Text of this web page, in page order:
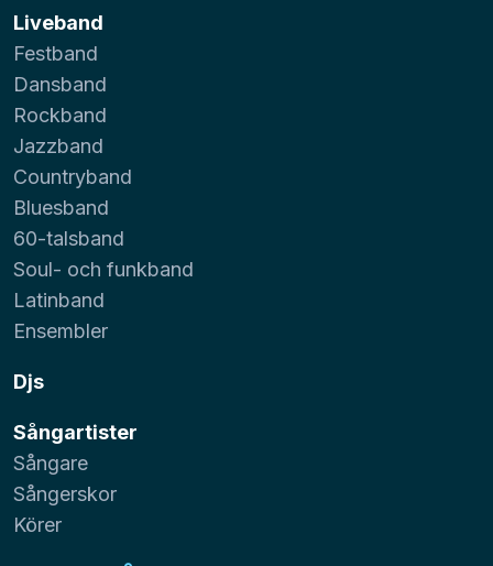
Liveband
Festband
Dansband
Rockband
Jazzband
Countryband
Bluesband
60-talsband
Soul- och funkband
Latinband
Ensembler
Djs
Sångartister
Sångare
Sångerskor
Körer